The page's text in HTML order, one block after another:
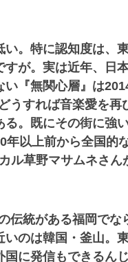
い。特に認知度は、
が。実は近年、日
『無関心層』は
うすれば音楽愛を再
。既にその街に強
年以上前から全国的
ル草野マサムネさん
伝統がある福岡でな
のは韓国・釜山。
に発信もできるん